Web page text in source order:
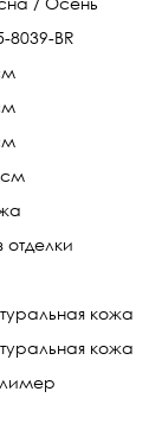
8039-BR
см
отделки
кожа
кожа